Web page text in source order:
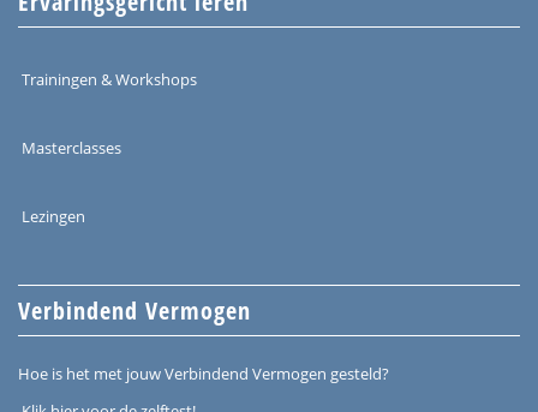
Trainingen & Workshops
Masterclasses
Lezingen
Verbindend Vermogen
Hoe is het met jouw Verbindend Vermogen gesteld?